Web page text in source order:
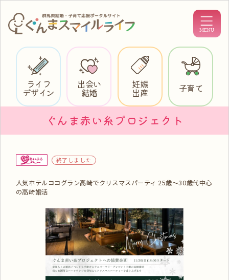
ライフ
デザイン
出会い
結婚
妊娠
出産 子育て
ぐんま赤い糸プロジェクト
終了しました
人気ホテルココグラン高崎でクリスマスパーティ 25歳～30歳代中心
の高崎婚活